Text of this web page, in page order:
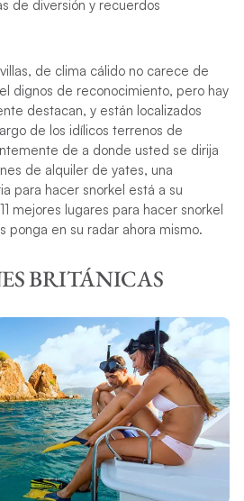
de diversión y recuerdos
de clima cálido no carece de
dignos de reconocimiento, pero hay
destacan, y están localizados
de los idílicos terrenos de
de a donde usted se dirija
de alquiler de yates, una
para hacer snorkel está a su
mejores lugares para hacer snorkel
ponga en su radar ahora mismo.
BRITÁNICAS